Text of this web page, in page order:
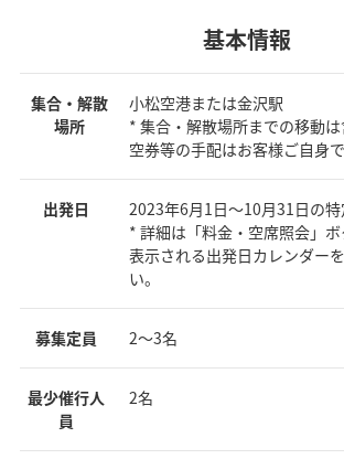
基本情報
集合・解散
場所
小松空港または金沢駅
* 集合・解散場所までの移動
空券等の手配はお客様ご自身
出発日
2023年6月1日～10月31日の
* 詳細は「料金・空席照会」
表示される出発日カレンダー
い。
募集定員 2～3名
最少催行人
員
2名